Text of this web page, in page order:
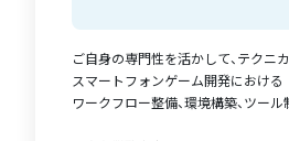
ご自身の専門性を活かして、テクニ
スマートフォンゲーム開発における
ワークフロー整備、環境構築、ツー